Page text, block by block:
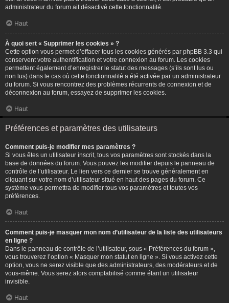
administrateur du forum ait désactivé cette fonctionnalité.
Haut
À quoi sert « Supprimer les cookies » ?
Cette option vous permet d’effacer tous les cookies générés par phpBB 3.3 qui
conservent votre authentification et votre connexion au forum. Les cookies
permettent également d’enregistrer le statut des messages (s’ils sont lus ou
non lus) dans le cas où cette fonctionnalité a été activée par un administrateur
du forum. Si vous rencontrez des problèmes récurrents de connexion et de
déconnexion au forum, essayez de supprimer les cookies.
Haut
Préférences et paramètres des utilisateurs
Comment puis-je modifier mes paramètres ?
Si vous êtes un utilisateur inscrit, tous vos paramètres sont stockés dans la
base de données du forum. Vous pouvez les modifier depuis le panneau de
contrôle de l’utilisateur. Le lien vers ce dernier se trouve généralement en
cliquant sur votre nom d’utilisateur situé en haut des pages du forum. Ce
système vous permettra de modifier tous vos paramètres et toutes vos
préférences.
Haut
Comment puis-je masquer mon nom d’utilisateur de la liste des utilisateurs
en ligne ?
Dans le panneau de contrôle de l’utilisateur, sous « Préférences du forum »,
vous trouverez l’option « Masquer mon statut en ligne ». Si vous activez cette
option, vous ne serez visible que des administrateurs, des modérateurs et de
vous-même. Vous serez alors comptabilisé comme étant un utilisateur
invisible.
Haut